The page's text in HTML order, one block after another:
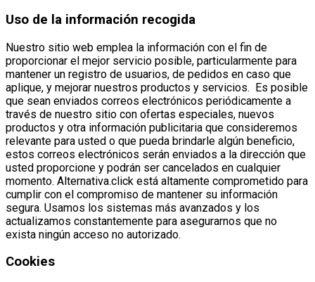
Uso de la información recogida
Nuestro sitio web emplea la información con el fin de
proporcionar el mejor servicio posible, particularmente para
mantener un registro de usuarios, de pedidos en caso que
aplique, y mejorar nuestros productos y servicios. Es posible
que sean enviados correos electrónicos periódicamente a
través de nuestro sitio con ofertas especiales, nuevos
productos y otra información publicitaria que consideremos
relevante para usted o que pueda brindarle algún beneficio,
estos correos electrónicos serán enviados a la dirección que
usted proporcione y podrán ser cancelados en cualquier
momento. Alternativa.click está altamente comprometido para
cumplir con el compromiso de mantener su información
segura. Usamos los sistemas más avanzados y los
actualizamos constantemente para asegurarnos que no
exista ningún acceso no autorizado.
Cookies